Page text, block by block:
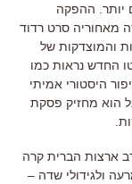
יותר ההפקה
מאחוריה סרט רדוד
והמוצדקות של
החדש נראות כמו
היסטורי אמיתי
הוא מחזיק פסקת
ארצות הברית קרה
ולגידולי שדה –